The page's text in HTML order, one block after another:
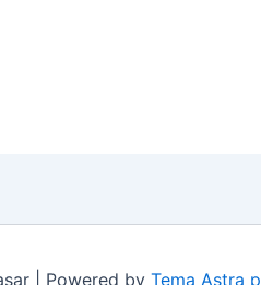
| Powered by Tema Astra